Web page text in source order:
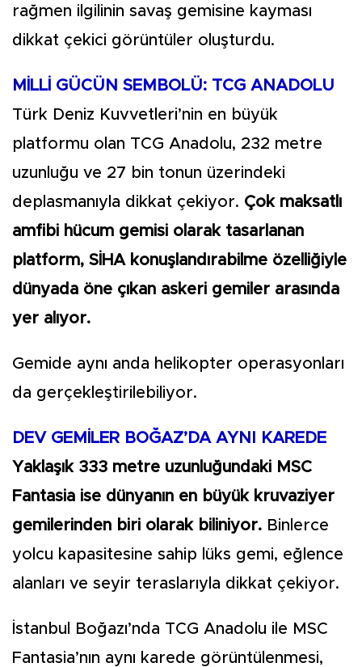
rağmen ilgilinin savaş gemisine kayması
dikkat çekici görüntüler oluşturdu.
MİLLİ GÜCÜN SEMBOLÜ: TCG ANADOLU
Türk Deniz Kuvvetleri’nin en büyük
platformu olan TCG Anadolu, 232 metre
uzunluğu ve 27 bin tonun üzerindeki
deplasmanıyla dikkat çekiyor. Çok maksatlı
amfibi hücum gemisi olarak tasarlanan
platform, SİHA konuşlandırabilme özelliğiyle
dünyada öne çıkan askeri gemiler arasında
yer alıyor.
Gemide aynı anda helikopter operasyonları
da gerçekleştirilebiliyor.
DEV GEMİLER BOĞAZ’DA AYNI KAREDE
Yaklaşık 333 metre uzunluğundaki MSC
Fantasia ise dünyanın en büyük kruvaziyer
gemilerinden biri olarak biliniyor. Binlerce
yolcu kapasitesine sahip lüks gemi, eğlence
alanları ve seyir teraslarıyla dikkat çekiyor.
İstanbul Boğazı’nda TCG Anadolu ile MSC
Fantasia’nın aynı karede görüntülenmesi,